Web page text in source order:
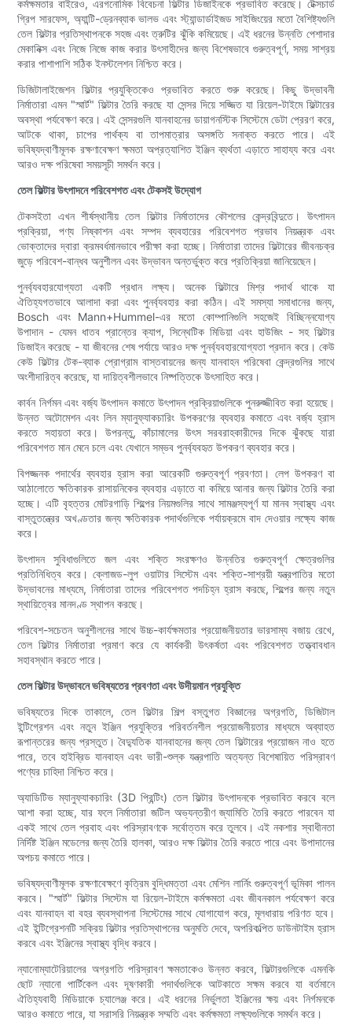
কর্মক্ষমতার বাইরেও, এরগনোমিক বিবেচনা ফিল্টার ডিজাইনকে প্রভাবিত করেছে। টেক্সচার্ড
গ্রিপ সারফেস, অ্যান্টি-ড্রেনব্যাক ভালভ এবং স্ট্যান্ডার্ডাইজড সাইজিংয়ের মতো বৈশিষ্ট্যগুলি
তেল ফিল্টার প্রতিস্থাপনকে সহজ এবং ত্রুটির ঝুঁকি কমিয়েছে। এই ধরনের উন্নতি পেশাদার
মেকানিক্স এবং নিজে নিজে কাজ করার উৎসাহীদের জন্য বিশেষভাবে গুরুত্বপূর্ণ, সময় সাশ্রয়
করার পাশাপাশি সঠিক ইনস্টলেশন নিশ্চিত করে।
ডিজিটালাইজেশন ফিল্টার প্রযুক্তিকেও প্রভাবিত করতে শুরু করেছে। কিছু উদ্ভাবনী
নির্মাতারা এমন "স্মার্ট" ফিল্টার তৈরি করছে যা সেন্সর দিয়ে সজ্জিত যা রিয়েল-টাইমে ফিল্টারের
অবস্থা পর্যবেক্ষণ করে। এই সেন্সরগুলি যানবাহনের ডায়াগনস্টিক সিস্টেমে ডেটা প্রেরণ করে,
আটকে থাকা, চাপের পার্থক্য বা তাপমাত্রার অসঙ্গতি সনাক্ত করতে পারে। এই
ভবিষ্যদ্বাণীমূলক রক্ষণাবেক্ষণ ক্ষমতা অপ্রত্যাশিত ইঞ্জিন ব্যর্থতা এড়াতে সাহায্য করে এবং
আরও দক্ষ পরিষেবা সময়সূচী সমর্থন করে।
তেল ফিল্টার উৎপাদনে পরিবেশগত এবং টেকসই উদ্যোগ
টেকসইতা এখন শীর্ষস্থানীয় তেল ফিল্টার নির্মাতাদের কৌশলের কেন্দ্রবিন্দুতে। উৎপাদন
প্রক্রিয়া, পণ্য নিষ্কাশন এবং সম্পদ ব্যবহারের পরিবেশগত প্রভাব নিয়ন্ত্রক এবং
ভোক্তাদের দ্বারা ক্রমবর্ধমানভাবে পরীক্ষা করা হচ্ছে। নির্মাতারা তাদের ফিল্টারের জীবনচক্র
জুড়ে পরিবেশ-বান্ধব অনুশীলন এবং উদ্ভাবন অন্তর্ভুক্ত করে প্রতিক্রিয়া জানিয়েছেন।
পুনর্ব্যবহারযোগ্যতা একটি প্রধান লক্ষ্য। অনেক ফিল্টারে মিশ্র পদার্থ থাকে যা
ঐতিহ্যগতভাবে আলাদা করা এবং পুনর্ব্যবহার করা কঠিন। এই সমস্যা সমাধানের জন্য,
Bosch এবং Mann+Hummel-এর মতো কোম্পানিগুলি সহজেই বিচ্ছিন্নযোগ্য
উপাদান - যেমন ধাতব প্রান্তের ক্যাপ, সিন্থেটিক মিডিয়া এবং হাউজিং - সহ ফিল্টার
ডিজাইন করেছে - যা জীবনের শেষ পর্যায়ে আরও দক্ষ পুনর্ব্যবহারযোগ্যতা প্রদান করে। কেউ
কেউ ফিল্টার টেক-ব্যাক প্রোগ্রাম বাস্তবায়নের জন্য যানবাহন পরিষেবা কেন্দ্রগুলির সাথে
অংশীদারিত্ব করেছে, যা দায়িত্বশীলভাবে নিষ্পত্তিকে উৎসাহিত করে।
কার্বন নির্গমন এবং বর্জ্য উৎপাদন কমাতে উৎপাদন প্রক্রিয়াগুলিকে পুনরুজ্জীবিত করা হয়েছে।
উন্নত অটোমেশন এবং লিন ম্যানুফ্যাকচারিং উপকরণের ব্যবহার কমাতে এবং বর্জ্য হ্রাস
করতে সহায়তা করে। উপরন্তু, কাঁচামালের উৎস সরবরাহকারীদের দিকে ঝুঁকছে যারা
পরিবেশগত মান মেনে চলে এবং যেখানে সম্ভব পুনর্ব্যবহৃত উপকরণ ব্যবহার করে।
বিপজ্জনক পদার্থের ব্যবহার হ্রাস করা আরেকটি গুরুত্বপূর্ণ প্রবণতা। লেপ উপকরণ বা
আঠালোতে ক্ষতিকারক রাসায়নিকের ব্যবহার এড়াতে বা কমিয়ে আনার জন্য ফিল্টার তৈরি করা
হচ্ছে। এটি বৃহত্তর মোটরগাড়ি শিল্পের নিয়মগুলির সাথে সামঞ্জস্যপূর্ণ যা মানব স্বাস্থ্য এবং
বাস্তুতন্ত্রের অখণ্ডতার জন্য ক্ষতিকারক পদার্থগুলিকে পর্যায়ক্রমে বাদ দেওয়ার লক্ষ্যে কাজ
করে।
উৎপাদন সুবিধাগুলিতে জল এবং শক্তি সংরক্ষণও উন্নতির গুরুত্বপূর্ণ ক্ষেত্রগুলির
প্রতিনিধিত্ব করে। ক্লোজড-লুপ ওয়াটার সিস্টেম এবং শক্তি-সাশ্রয়ী যন্ত্রপাতির মতো
উদ্ভাবনের মাধ্যমে, নির্মাতারা তাদের পরিবেশগত পদচিহ্ন হ্রাস করছে, শিল্পের জন্য নতুন
স্থায়িত্বের মানদণ্ড স্থাপন করছে।
পরিবেশ-সচেতন অনুশীলনের সাথে উচ্চ-কার্যক্ষমতার প্রয়োজনীয়তার ভারসাম্য বজায় রেখে,
তেল ফিল্টার নির্মাতারা প্রমাণ করে যে কার্যকরী উৎকর্ষতা এবং পরিবেশগত তত্ত্বাবধান
সহাবস্থান করতে পারে।
তেল ফিল্টার উদ্ভাবনে ভবিষ্যতের প্রবণতা এবং উদীয়মান প্রযুক্তি
ভবিষ্যতের দিকে তাকালে, তেল ফিল্টার শিল্প বস্তুগত বিজ্ঞানের অগ্রগতি, ডিজিটাল
ইন্টিগ্রেশন এবং নতুন ইঞ্জিন প্রযুক্তির পরিবর্তনশীল প্রয়োজনীয়তার মাধ্যমে অব্যাহত
রূপান্তরের জন্য প্রস্তুত। বৈদ্যুতিক যানবাহনের জন্য তেল ফিল্টারের প্রয়োজন নাও হতে
পারে, তবে হাইব্রিড যানবাহন এবং ভারী-শুল্ক যন্ত্রপাতি অত্যন্ত বিশেষায়িত পরিস্রাবণ
পণ্যের চাহিদা নিশ্চিত করে।
অ্যাডিটিভ ম্যানুফ্যাকচারিং (3D প্রিন্টিং) তেল ফিল্টার উৎপাদনকে প্রভাবিত করবে বলে
আশা করা হচ্ছে, যার ফলে নির্মাতারা জটিল অভ্যন্তরীণ জ্যামিতি তৈরি করতে পারবেন যা
একই সাথে তেল প্রবাহ এবং পরিস্রাবণকে সর্বোত্তম করে তুলবে। এই নকশার স্বাধীনতা
নির্দিষ্ট ইঞ্জিন মডেলের জন্য তৈরি হালকা, আরও দক্ষ ফিল্টার তৈরি করতে পারে এবং উপাদানের
অপচয় কমাতে পারে।
ভবিষ্যদ্বাণীমূলক রক্ষণাবেক্ষণে কৃত্রিম বুদ্ধিমত্তা এবং মেশিন লার্নিং গুরুত্বপূর্ণ ভূমিকা পালন
করবে। "স্মার্ট" ফিল্টার সিস্টেম যা রিয়েল-টাইমে কর্মক্ষমতা এবং জীবনকাল পর্যবেক্ষণ করে
এবং যানবাহন বা বহর ব্যবস্থাপনা সিস্টেমের সাথে যোগাযোগ করে, মূলধারায় পরিণত হবে।
এই ইন্টিগ্রেশনটি সক্রিয় ফিল্টার প্রতিস্থাপনের অনুমতি দেবে, অপরিকল্পিত ডাউনটাইম হ্রাস
করবে এবং ইঞ্জিনের স্বাস্থ্য বৃদ্ধি করবে।
ন্যানোম্যাটেরিয়ালের অগ্রগতি পরিস্রাবণ ক্ষমতাকেও উন্নত করবে, ফিল্টারগুলিকে এমনকি
ছোট ন্যানো পার্টিকেল এবং দূষণকারী পদার্থগুলিকে আটকাতে সক্ষম করবে যা বর্তমানে
ঐতিহ্যবাহী মিডিয়াকে চ্যালেঞ্জ করে। এই ধরনের নির্ভুলতা ইঞ্জিনের ক্ষয় এবং নির্গমনকে
আরও কমাতে পারে, যা সরাসরি নিয়ন্ত্রক সম্মতি এবং কর্মক্ষমতা লক্ষ্যগুলিকে সমর্থন করে।